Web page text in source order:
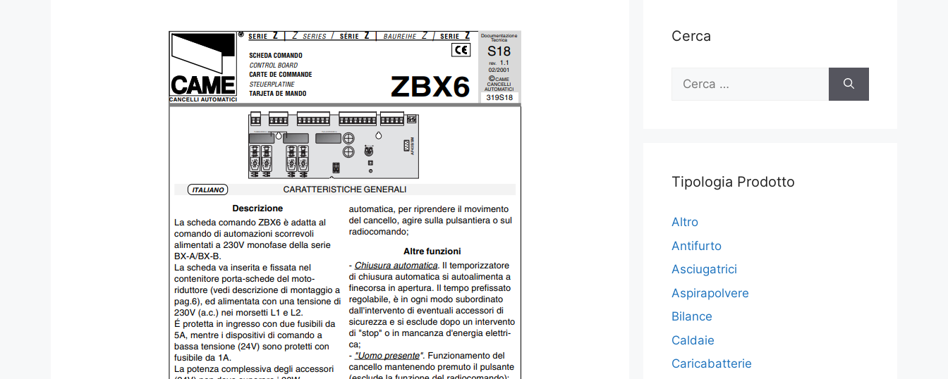
Cerca
Ricerca
Tipologia Prodotto
Altro
Antifurto
Asciugatrici
Aspirapolvere
Bilance
Caldaie
Caricabatterie